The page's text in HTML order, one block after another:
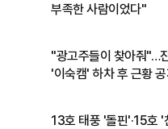
부족한 사람이었다"
"광고주들이 찾아줘"…
'이숙캠' 하차 후 근황 공
13호 태풍 '돌핀'·15호 '